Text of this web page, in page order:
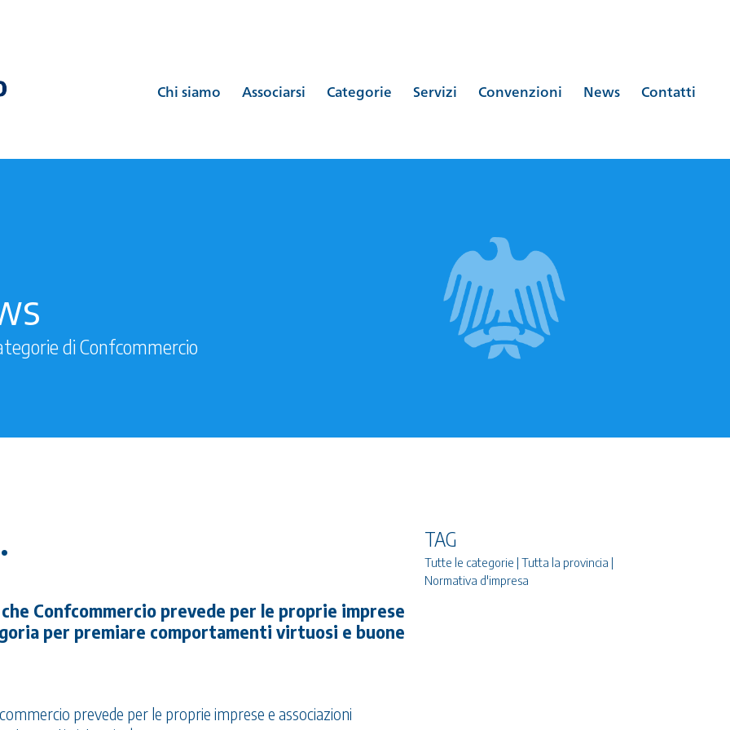
Chi siamo Associarsi Categorie Servizi Convenzioni News Contatti
di Confcommercio
Confcommercio prevede per le proprie imprese
per premiare comportamenti virtuosi e buone
prevede per le proprie imprese e associazioni
TAG
Tutte le categorie | Tutta la provincia |
Normativa d'impresa